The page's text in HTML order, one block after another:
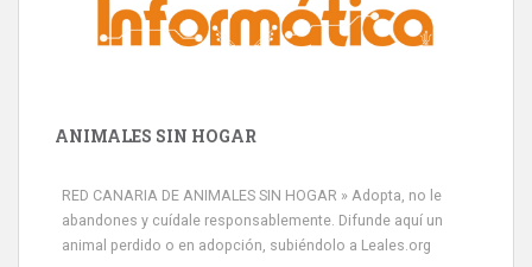
ANIMALES SIN HOGAR
RED CANARIA DE ANIMALES SIN HOGAR » Adopta, no le
abandones y cuídale responsablemente. Difunde aquí un
animal perdido o en adopción, subiéndolo a Leales.org